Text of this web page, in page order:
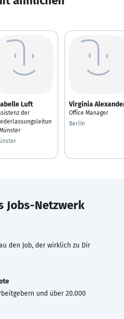
Luft
der
Virginia
Office Manager
Berlín
Jobs-Netzwerk
den Job, der wirklich zu Dir
und über 20.000